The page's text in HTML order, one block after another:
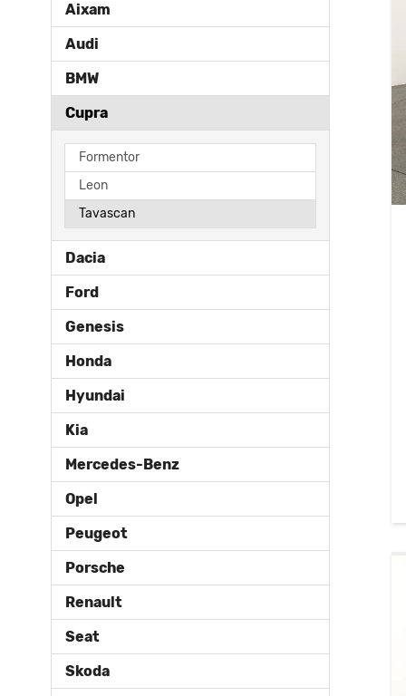
Aixam
Audi
BMW
Cupra
Formentor
Leon
Tavascan
Dacia
Ford
Genesis
Honda
Hyundai
Kia
Mercedes-Benz
Opel
Peugeot
Porsche
Renault
Seat
Skoda